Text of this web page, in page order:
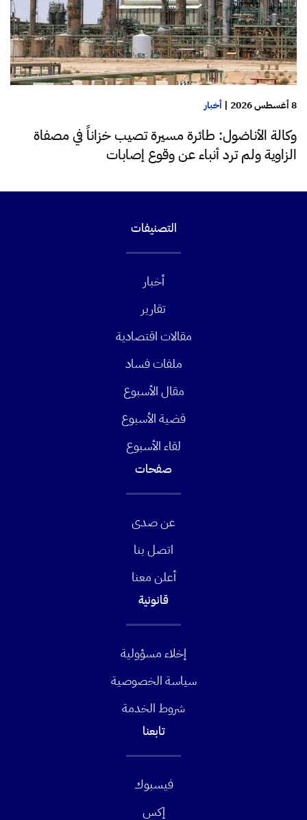
8 أغسطس 2026 | أخبار
وكالة الأناضول: طائرة مسيرة تصيب خزاناً في مصفاة
الزاوية ولم ترد أنباء عن وقوع إصابات
التصنيفات
أخبار
تقارير
مقالات اقتصادية
ملفات فساد
مقال الأسبوع
قضية الأسبوع
لقاء الأسبوع
صفحات
عن صدى
اتصل بنا
أعلن معنا
قانونية
إخلاء مسؤولية
سياسة الخصوصية
شروط الخدمة
تابعنا
فيسبوك
إكس